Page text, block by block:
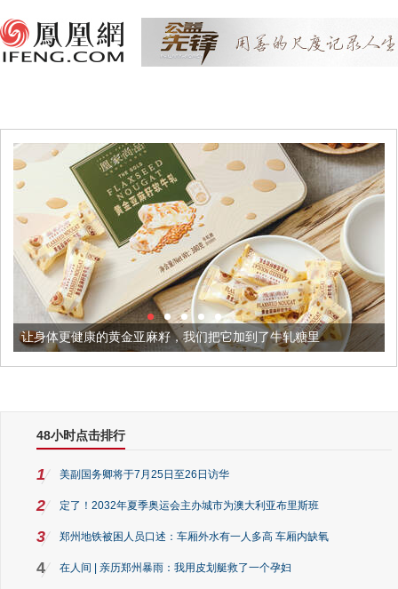
健康的黄金亚麻籽，我们把它加到了牛轧糖里 被列入佛家
48小时点击排行
1 美副国务卿将于7月25日至26日访华
2 定了！2032年夏季奥运会主办城市为澳大利亚布里斯班
3 郑州地铁被困人员口述：车厢外水有一人多高 车厢内缺氧
4 在人间 | 亲历郑州暴雨：我用皮划艇救了一个孕妇